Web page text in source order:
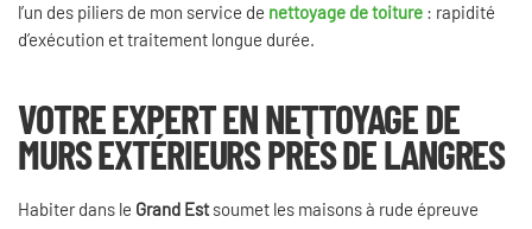
l’un des piliers de mon service de nettoyage de toiture : rapidité
d’exécution et traitement longue durée.
VOTRE EXPERT ENNETTOYAGE DE
MURS EXTÉRIEURSPRÈS DE LANGRES
Habiter dans le Grand Estsoumet les maisons à rude épreuve